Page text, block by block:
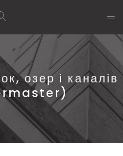
озер і каналів